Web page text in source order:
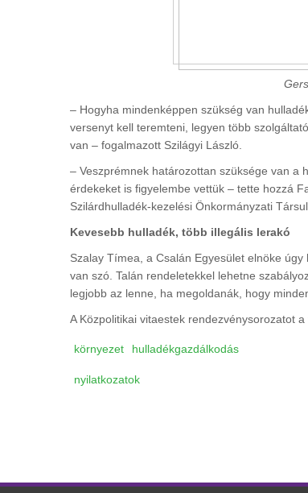
– Hogyha mindenképpen szükség van
versenyt kell teremteni, legyen több
van – fogalmazott Szilágyi László.
– Veszprémnek határozottan szüksége van a
érdekeket is figyelembe vettük – tette hozzá
Szilárdhulladék-kezelési Önkormányzati
Kevesebb hulladék, több illegális lerakó
Szalay Tímea, a Csalán Egyesület elnöke
van szó. Talán rendeletekkel lehetne
legjobb az lenne, ha megoldanák, hogy
A Közpolitikai vitaestek rendezvénysorozatot
környezet hulladékgazdálkodás
nyilatkozatok